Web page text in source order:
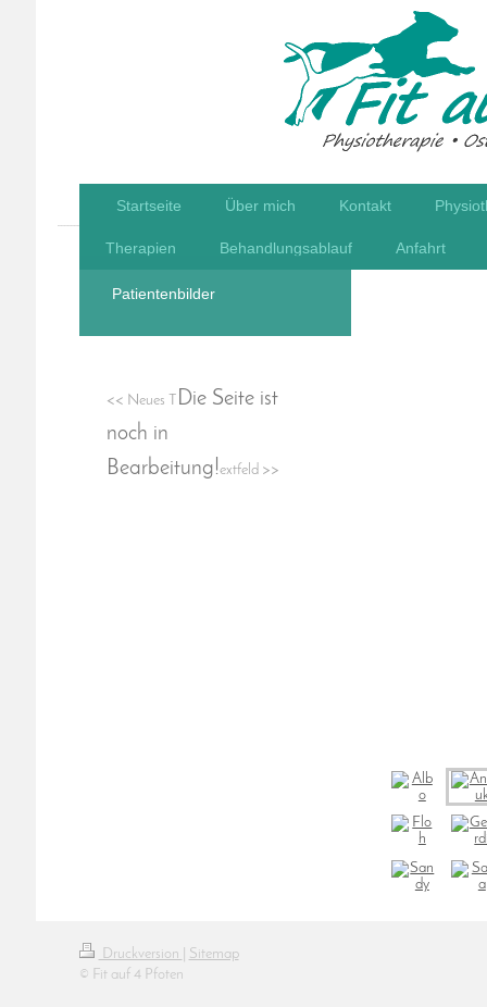
Startseite Über mich Kontakt
Therapien Behandlungsablauf Anfahrt
Patientenbilder
<< Neues T Die Seite ist
noch in
Bearbeitung!extfeld >>
Druckversion
Sitemap
© Fit auf 4 Pfoten